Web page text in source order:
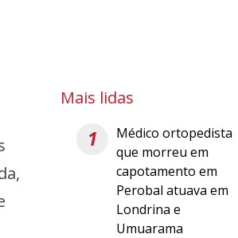
Mais lidas
1
Médico ortopedista
que morreu em
capotamento em
Perobal atuava em
Londrina e
Umuarama